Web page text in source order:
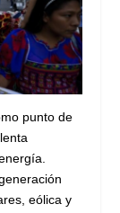
punto de
eólica y